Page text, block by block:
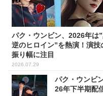
パク・ウンビン、2026年は
逆のヒロイン”を熱演！演技
振り幅に注目
2026.07.29
パク・ウンビ
26年下半期配